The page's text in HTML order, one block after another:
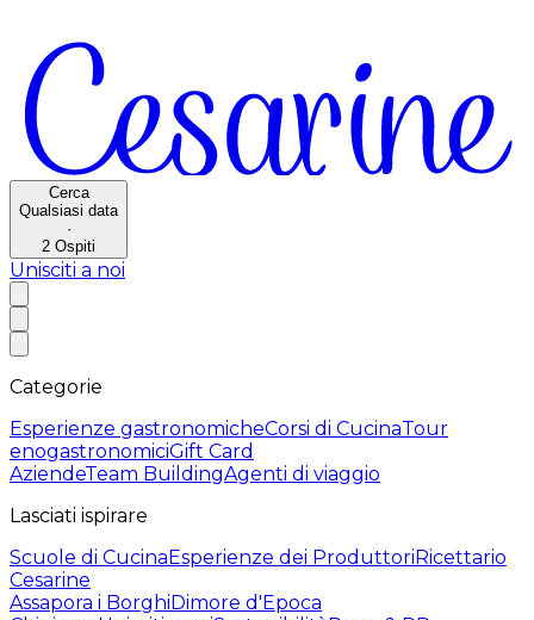
Cerca
Qualsiasi data
·
2 Ospiti
Unisciti a noi
Categorie
Esperienze gastronomicheCorsi di CucinaTour
enogastronomiciGift Card
AziendeTeam BuildingAgenti di viaggio
Lasciati ispirare
Scuole di CucinaEsperienze dei ProduttoriRicettario
Cesarine
Assapora i BorghiDimore d'Epoca